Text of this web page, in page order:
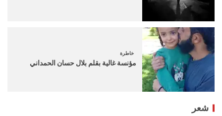
خاطرة
مؤنسة غالية بقلم بلال حسان الحمداني
شعر